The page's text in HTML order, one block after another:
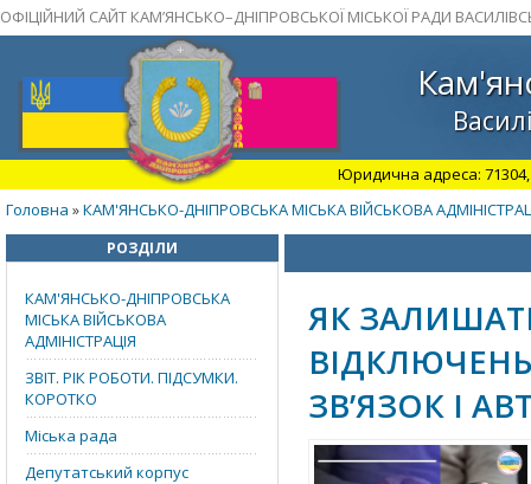
ОФІЦІЙНИЙ САЙТ КАМ’ЯНСЬКО–ДНІПРОВСЬКОЇ МІСЬКОЇ РАДИ
Юридична адреса: 71304,
Головна »КАМ'ЯНСЬКО-ДНІПРОВСЬКА МІСЬКА ВІЙСЬКОВА
РОЗДІЛИ
КАМ'ЯНСЬКО-ДНІПРОВСЬКА
МІСЬКА ВІЙСЬКОВА
АДМІНІСТРАЦІЯ
ЗВІТ. РІК РОБОТИ. ПІДСУМКИ.
КОРОТКО
Міська рада
Депутатський корпус
ЯК
ВІДКЛЮЧЕНЬ
ЗВ’ЯЗОК І